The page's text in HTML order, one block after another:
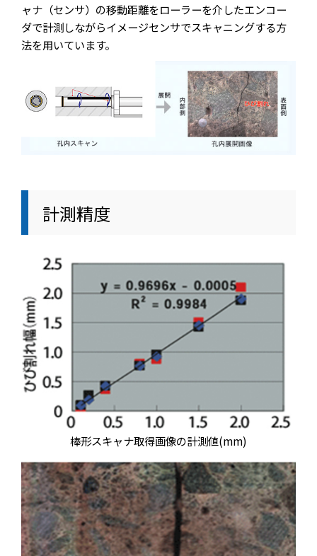
ャナ（センサ）の移動距離をローラーを介したエンコー
ダで計測しながらイメージセンサでスキャニングする方
法を用いています。
計測精度
棒形スキャナ取得画像の計測値(mm)